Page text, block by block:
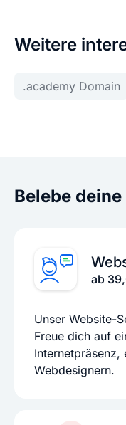
Weitere
.academy Domain
Belebe
ab
Unser Website-
Freue dich auf
Webdesignern.